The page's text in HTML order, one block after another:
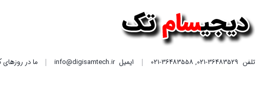
است.
تلفن 021-36483529
,
021-36483558 ایمیلinfo@digisamtech.ir ما در روزهای کاری از ساعت